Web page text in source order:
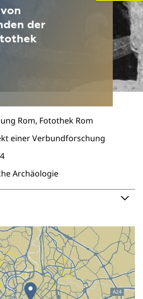
der
Rom, Fotothek Rom
einer Verbundforschung
Archäologie